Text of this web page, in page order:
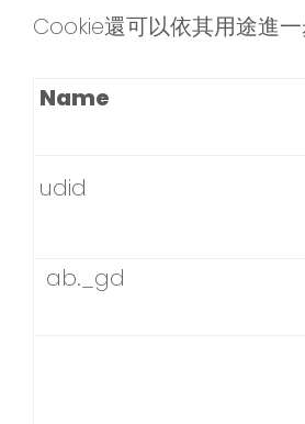
Cookie還可以依其用途進一
Name
udid
ab._gd